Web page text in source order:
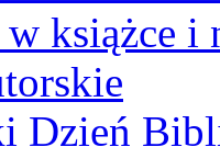
książce i
Dzień